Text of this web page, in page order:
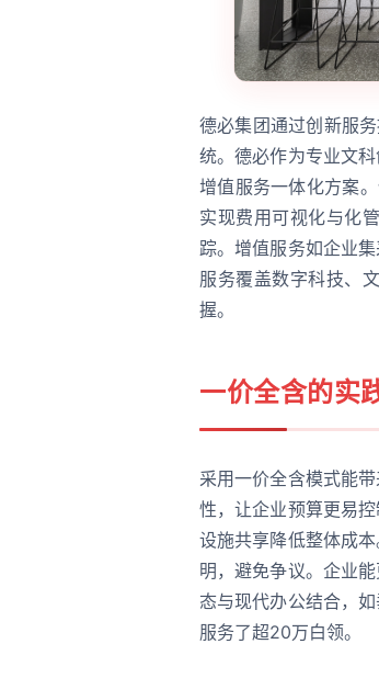
德必集团通过创新服
统。德必作为专业文
增值服务一体化方案
实现费用可视化与化
踪。增值服务如企业
服务覆盖数字科技、
握。
一价全含的实
采用一价全含模式能
性，让企业预算更易
设施共享降低整体成
明，避免争议。企业
态与现代办公结合，
服务了超20万白领。